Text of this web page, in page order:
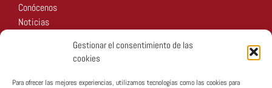
Gestionar el consentimiento de las
cookies
Para ofrecer las mejores experiencias, utilizamos tecnologías como las cookies para
Conócenos
Noticias